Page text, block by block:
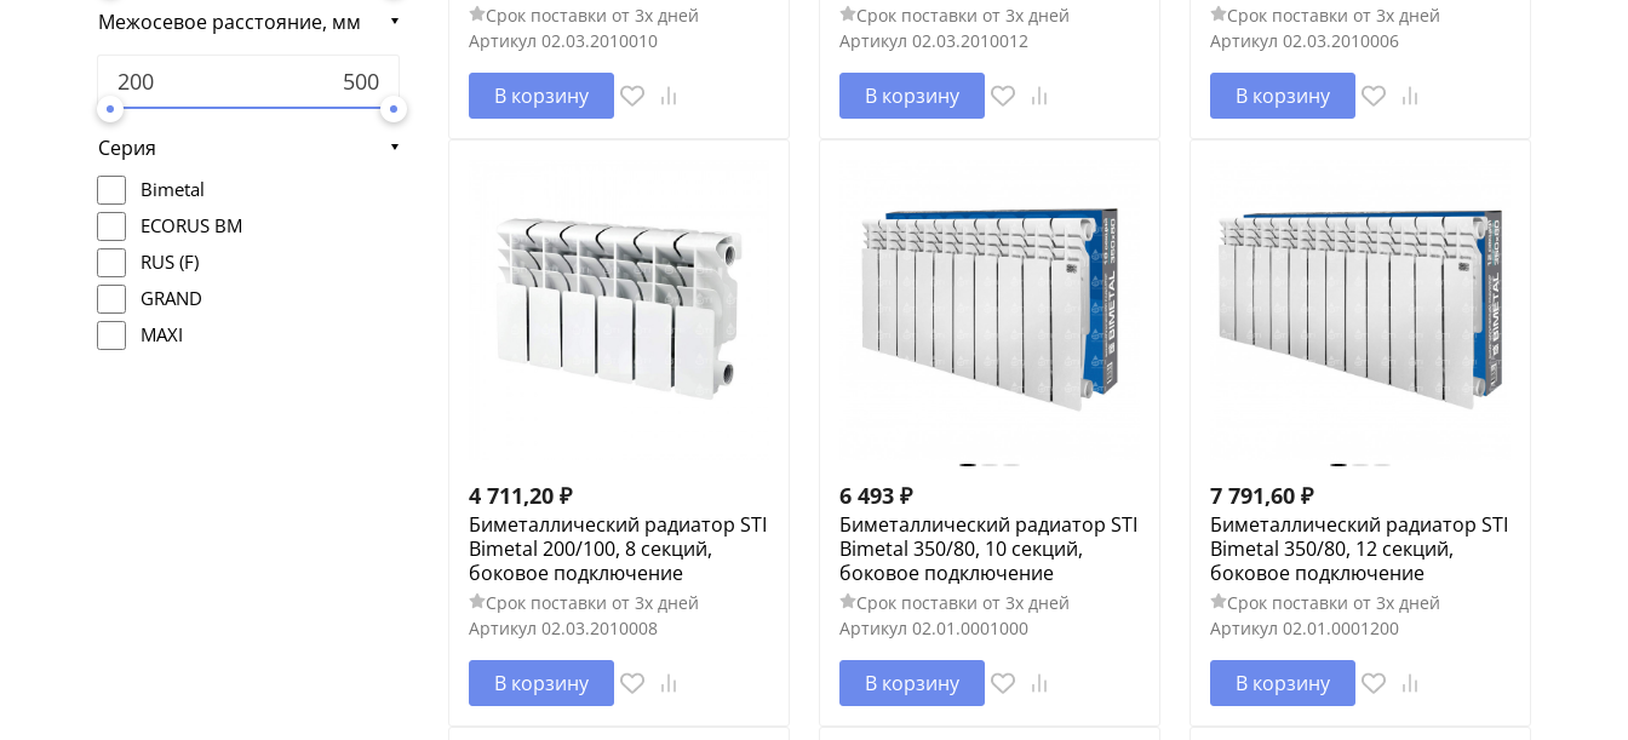
Межосевое расстояние, мм
Серия
Bimetal
ECORUS BM
RUS (F)
GRAND
MAXI
Срок поставки от 3х дней
Артикул 02.03.2010010
В корзину
Срок поставки от 3х дней
Артикул 02.03.2010012
В корзину
Срок поставки от 3х дней
Артикул 02.03.2010006
В корзину
4 711,20 ₽
Биметаллический радиатор STI
Bimetal 200/100, 8 секций,
боковое подключение
Срок поставки от 3х дней
Артикул 02.03.2010008
В корзину
6 493 ₽
Биметаллический радиатор STI
Bimetal 350/80, 10 секций,
боковое подключение
Срок поставки от 3х дней
Артикул 02.01.0001000
В корзину
7 791,60 ₽
Биметаллический радиатор STI
Bimetal 350/80, 12 секций,
боковое подключение
Срок поставки от 3х дней
Артикул 02.01.0001200
В корзину